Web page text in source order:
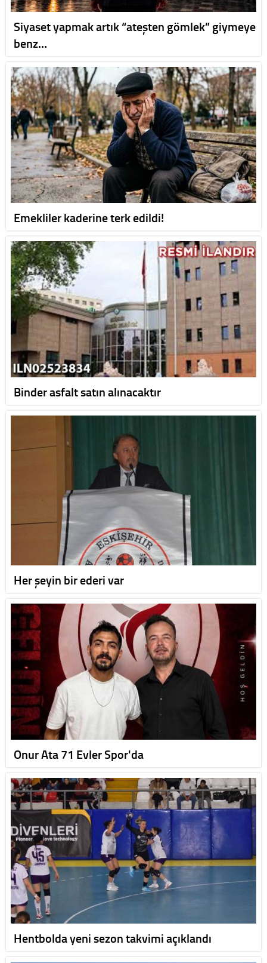
Siyaset yapmak artık “ateşten gömlek” giymeye
benz…
Emekliler kaderine terk edildi!
Binder asfalt satın alınacaktır
Her şeyin bir ederi var
Onur Ata 71 Evler Spor'da
Hentbolda yeni sezon takvimi açıklandı